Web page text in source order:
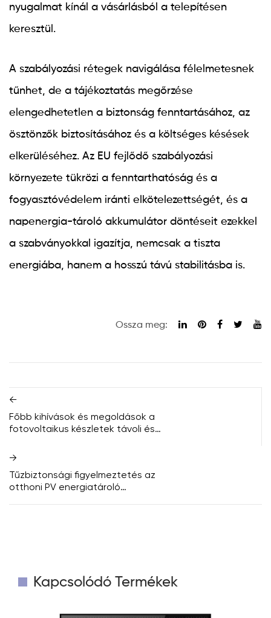
nyugalmat kínál a vásárlásból a telepítésen
keresztül.
A szabályozási rétegek navigálása félelmetesnek
tűnhet, de a tájékoztatás megőrzése
elengedhetetlen a biztonság fenntartásához, az
ösztönzők biztosításához és a költséges késések
elkerüléséhez. Az EU fejlődő szabályozási
környezete tükrözi a fenntarthatóság és a
fogyasztóvédelem iránti elkötelezettségét, és a
napenergia-tároló akkumulátor döntéseit ezekkel
a szabványokkal igazítja, nemcsak a tiszta
energiába, hanem a hosszú távú stabilitásba is.
Ossza meg:
←
Főbb kihívások és megoldások a
fotovoltaikus készletek távoli és
történő felhasználásához
→
Tűzbiztonsági figyelmeztetés az
otthoni PV energiatároló
Kapcsolódó Termékek